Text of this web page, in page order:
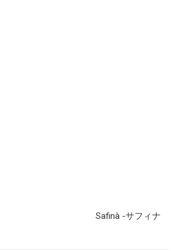
Safinà -サフィナ